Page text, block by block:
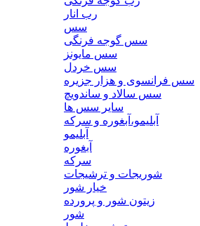
رب انار
سس
سس گوجه فرنگی
سس مایونز
سس خردل
سس فرانسوی و هزار جزیره
سس سالاد و ساندویچ
سایر سس ها
آبلیمو،آبغوره و سرکه
آبلیمو
آبغوره
سرکه
شوریجات و ترشیجات
خیار شور
زیتون شور و پرورده
شور